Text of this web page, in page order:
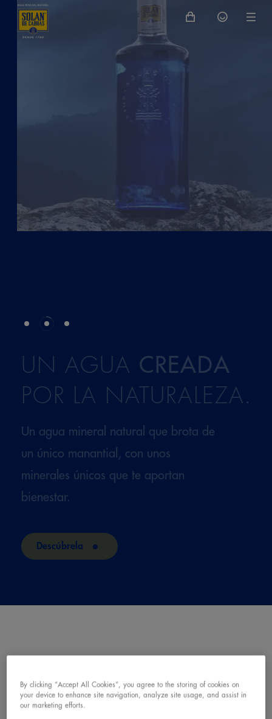
UN AGUA CREADA
POR LA NATURALEZA.
Un agua mineral natural que brota de
un único manantial, con unos
minerales únicos que te aportan
bienestar.
Descúbrela
LLEGAN A TITAL Y
COMO BROTAN DE
By clicking “Accept All Cookies”, you agree to the storing of cookies on
your device to enhance site navigation, analyze site usage, and assist in
our marketing efforts.